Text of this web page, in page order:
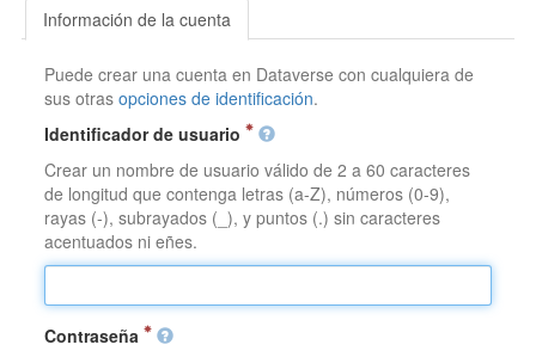
Información de la cuenta
Puede crear una cuenta en Dataverse con cualquiera de
sus otrasopciones de identificación.
Identificador de usuario
Crear un nombre de usuario válido de 2 a 60 caracteres
de longitud que contenga letras (a-Z), números (0-9),
rayas (-), subrayados (_), y puntos (.) sin caracteres
acentuados ni eñes.
Contraseña